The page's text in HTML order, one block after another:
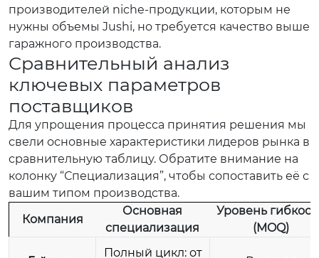
производителей niche-продукции, которым не
нужны объемы Jushi, но требуется качество выше
гаражного производства.
Сравнительный анализ
ключевых параметров
поставщиков
Для упрощения процесса принятия решения мы
свели основные характеристики лидеров рынка в
сравнительную таблицу. Обратите внимание на
колонку “Специализация”, чтобы сопоставить её с
вашим типом производства.
Компания
Основная
специализация
Уровень
(MOQ)
Полный цикл: от